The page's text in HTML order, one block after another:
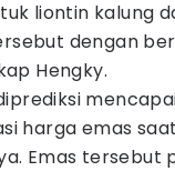
liontin kalung
dengan
Hengky.
harga emas
Emas tersebut